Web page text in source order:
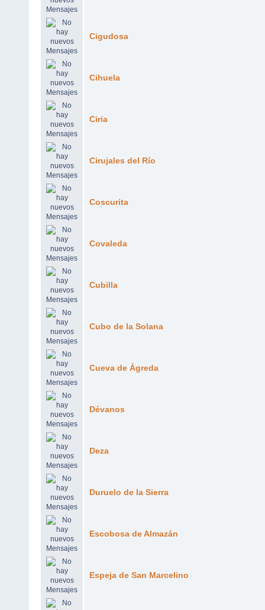
Cigudosa
Cihuela
Ciria
Cirujales del Río
Coscurita
Covaleda
Cubilla
Cubo de la Solana
Cueva de Ágreda
Dévanos
Deza
Duruelo de la Sierra
Escobosa de Almazán
Espeja de San Marcelino